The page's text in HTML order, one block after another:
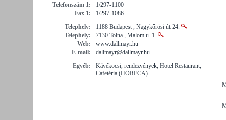
Telefonszám 1:
1/297-1100
Fax 1:
1/297-1086
Telephely:
1188 Budapest , Nagykőrösi út 24.
Telephely:
7130 Tolna , Malom u. 1.
Web:
www.dallmayr.hu
E-mail:
dallmayr@dallmayr.hu
Egyéb:
Kávékocsi, rendezvények, Hotel Restaurant,
Cafetéria (HORECA).